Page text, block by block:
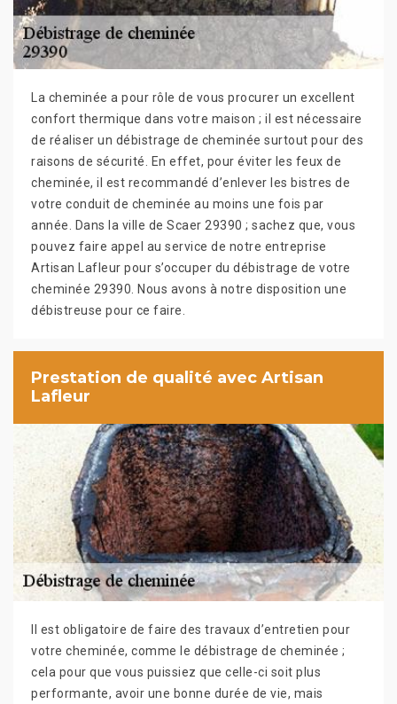
La cheminée a pour rôle de vous procurer un excellent
confort thermique dans votre maison ; il est nécessaire
de réaliser un débistrage de cheminée surtout pour des
raisons de sécurité. En effet, pour éviter les feux de
cheminée, il est recommandé d’enlever les bistres de
votre conduit de cheminée au moins une fois par
année. Dans la ville de Scaer 29390 ; sachez que, vous
pouvez faire appel au service de notre entreprise
Artisan Lafleur pour s’occuper du débistrage de votre
cheminée 29390. Nous avons à notre disposition une
débistreuse pour ce faire.
Prestation de qualité avec Artisan
Lafleur
Il est obligatoire de faire des travaux d’entretien pour
votre cheminée, comme le débistrage de cheminée ;
cela pour que vous puissiez que celle-ci soit plus
performante, avoir une bonne durée de vie, mais